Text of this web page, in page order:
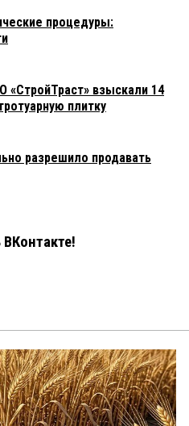
процедуры:
«СтройТраст» взыскали 14
плитку
разрешило продавать